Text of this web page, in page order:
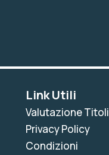
Link Utili
Valutazione Titoli
Privacy Policy
Condizioni